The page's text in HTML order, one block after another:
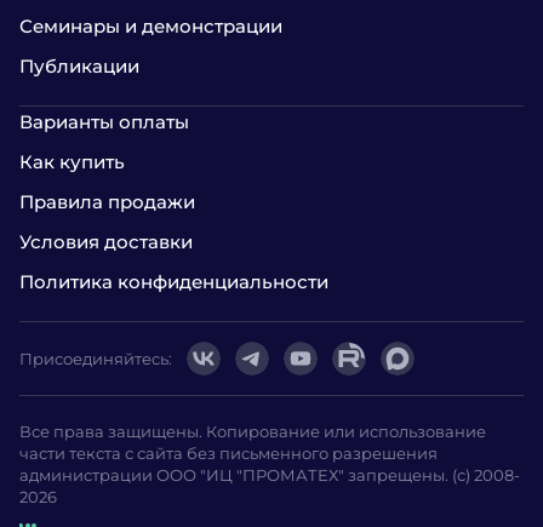
Семинары и демонстрации
Публикации
Варианты оплаты
Как купить
Правила продажи
Условия доставки
Политика конфиденциальности
Все права защищены. Копирование или использование
части текста с сайта без письменного разрешения
администрации ООО "ИЦ "ПРОМАТЕХ" запрещены. (с) 2008-
2026
Присоединяйтесь: